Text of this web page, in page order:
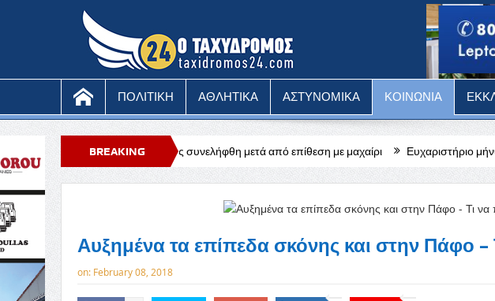
ΠΟΛΙΤΙΚΗ ΑΘΛΗΤΙΚΑ ΑΣΤΥΝΟΜΙΚΑ ΚΟΙΝΩΝΙΑ
BREAKING
NEWS
μοναχός συνελήφθη μετά από επίθεση με μαχαίρι Ευχαριστήριο μήνυμα Χ. Πάζαρου
Αυξημένα τα επίπεδα σκόνης και στην Πάφο –
on: February 08, 2018